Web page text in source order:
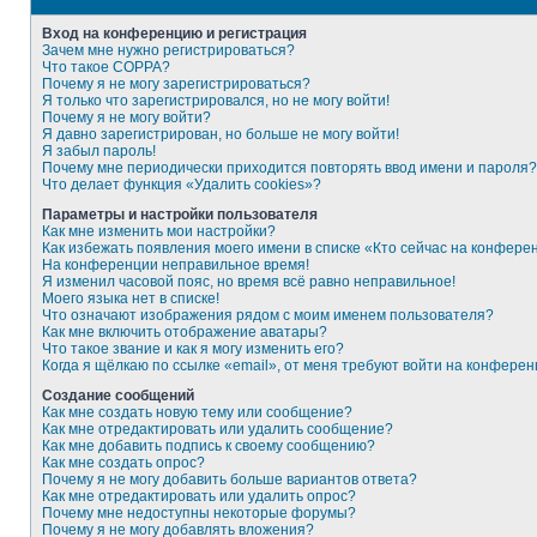
Вход на конференцию и регистрация
Зачем мне нужно регистрироваться?
Что такое COPPA?
Почему я не могу зарегистрироваться?
Я только что зарегистрировался, но не могу войти!
Почему я не могу войти?
Я давно зарегистрирован, но больше не могу войти!
Я забыл пароль!
Почему мне периодически приходится повторять ввод имени и пароля?
Что делает функция «Удалить cookies»?
Параметры и настройки пользователя
Как мне изменить мои настройки?
Как избежать появления моего имени в списке «Кто сейчас на
На конференции неправильное время!
Я изменил часовой пояс, но время всё равно неправильное!
Моего языка нет в списке!
Что означают изображения рядом с моим именем пользователя?
Как мне включить отображение аватары?
Что такое звание и как я могу изменить его?
Когда я щёлкаю по ссылке «email», от меня требуют войти на
Создание сообщений
Как мне создать новую тему или сообщение?
Как мне отредактировать или удалить сообщение?
Как мне добавить подпись к своему сообщению?
Как мне создать опрос?
Почему я не могу добавить больше вариантов ответа?
Как мне отредактировать или удалить опрос?
Почему мне недоступны некоторые форумы?
Почему я не могу добавлять вложения?